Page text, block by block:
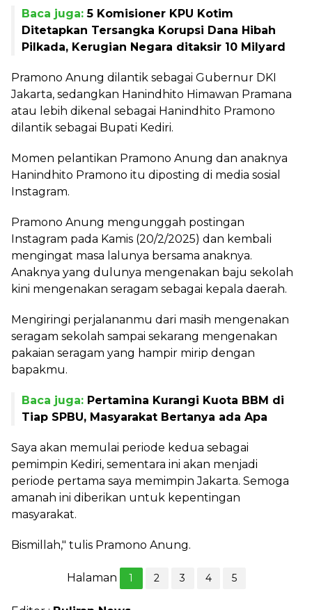
Baca juga:5 Komisioner KPU Kotim
Ditetapkan Tersangka Korupsi Dana Hibah
Pilkada, Kerugian Negara ditaksir 10 Milyard
Pramono Anung dilantik sebagai Gubernur DKI
Jakarta, sedangkan Hanindhito Himawan Pramana
atau lebih dikenal sebagai Hanindhito Pramono
dilantik sebagai Bupati Kediri.
Momen pelantikan Pramono Anung dan anaknya
Hanindhito Pramono itu diposting di media sosial
Instagram.
Pramono Anung mengunggah postingan
Instagram pada Kamis (20/2/2025) dan kembali
mengingat masa lalunya bersama anaknya.
Anaknya yang dulunya mengenakan baju sekolah
kini mengenakan seragam sebagai kepala daerah.
Mengiringi perjalananmu dari masih mengenakan
seragam sekolah sampai sekarang mengenakan
pakaian seragam yang hampir mirip dengan
bapakmu.
Baca juga: Pertamina Kurangi Kuota BBM di
Tiap SPBU, Masyarakat Bertanya ada Apa
Saya akan memulai periode kedua sebagai
pemimpin Kediri, sementara ini akan menjadi
periode pertama saya memimpin Jakarta. Semoga
amanah ini diberikan untuk kepentingan
masyarakat.
Bismillah," tulis Pramono Anung.
Halaman 1 2 3 4 5